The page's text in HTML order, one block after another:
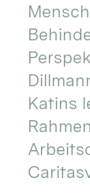
Katins